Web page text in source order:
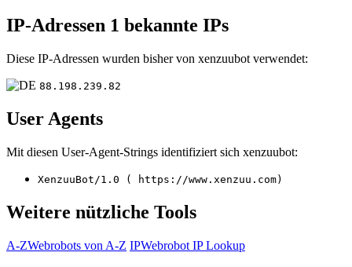
IP-Adressen 1 bekannte IPs
Diese IP-Adressen wurden bisher von xenzuubot verwendet:
88.198.239.82
User Agents
Mit diesen User-Agent-Strings identifiziert sich xenzuubot:
XenzuuBot/1.0 ( https://www.xenzuu.com)
Weitere nützliche Tools
A-ZWebrobots von A-Z IPWebrobot IP Lookup